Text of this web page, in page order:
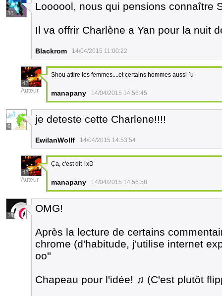
30
Loooool, nous qui pensions connaître
Il va offrir Charlène a Yan pour la nuit
Blackrom 14/04/2015 11:00:22
42
Auteur
Shou attire les femmes....et certains hommes aussi `u`
manapany 14/04/2015 14:56:45
6
je deteste cette Charlene!!!!
EwilanWollf 14/04/2015 14:53:54
42
Auteur
Ça, c'est dit ! xD
manapany 14/04/2015 14:56:58
28
OMG!
Après la lecture de certains
chrome (d'habitude, j'utilise internet
oo''
Chapeau pour l'idée! ♫ (C'est plutôt